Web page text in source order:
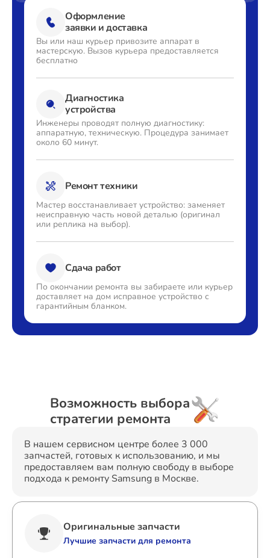
Оформление
заявки и доставка
Вы или наш курьер привозите аппарат в
мастерскую. Вызов курьера предоставляется
бесплатно
Диагностика
устройства
Инженеры проводят полную диагностику:
аппаратную, техническую. Процедура занимает
около 60 минут.
Ремонт техники
Мастер восстанавливает устройство: заменяет
неисправную часть новой деталью (оригинал
или реплика на выбор).
Сдача работ
По окончании ремонта вы забираете или курьер
доставляет на дом исправное устройство с
гарантийным бланком.
Возможность выбора
стратегии ремонта
В нашем сервисном центре более 3 000
запчастей, готовых к использованию, и мы
предоставляем вам полную свободу в выборе
подхода к ремонту Samsung в Москве.
Оригинальные запчасти
Лучшие запчасти для ремонта